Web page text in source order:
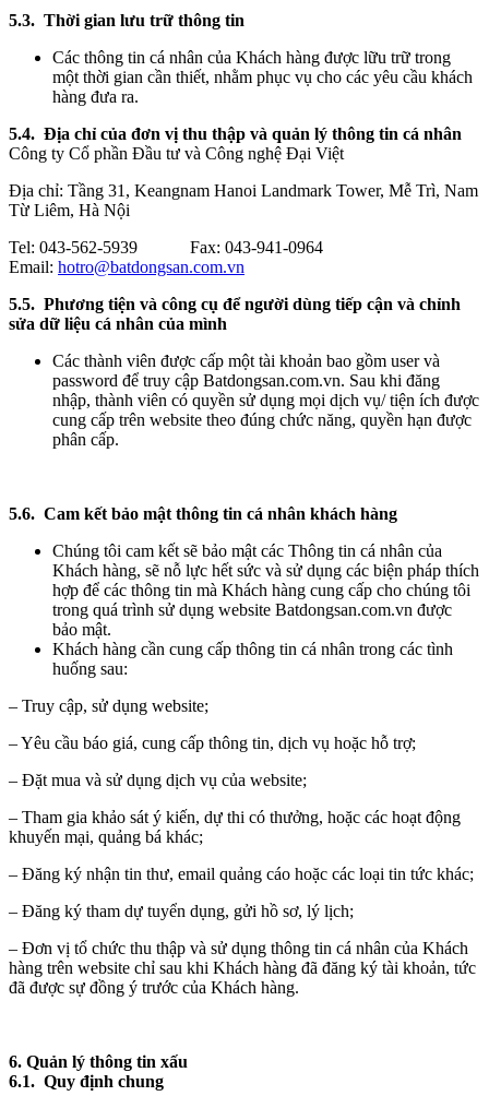
5.3. Thời gian lưu trữ thông tin
Các thông tin cá nhân của Khách hàng được lữu trữ trong
một thời gian cần thiết, nhằm phục vụ cho các yêu cầu khách
hàng đưa ra.
5.4. Địa chỉ của đơn vị thu thập và quản lý thông tin cá nhân
Công ty Cổ phần Đầu tư và Công nghệ Đại Việt
Địa chỉ: Tầng 31, Keangnam Hanoi Landmark Tower, Mễ Trì, Nam
Từ Liêm, Hà Nội
Tel: 043-562-5939 Fax: 043-941-0964
Email: hotro@batdongsan.com.vn
5.5. Phương tiện và công cụ để người dùng tiếp cận và chỉnh
sửa dữ liệu cá nhân của mình
Các thành viên được cấp một tài khoản bao gồm user và
password để truy cập Batdongsan.com.vn. Sau khi đăng
nhập, thành viên có quyền sử dụng mọi dịch vụ/ tiện ích được
cung cấp trên website theo đúng chức năng, quyền hạn được
phân cấp.
5.6. Cam kết bảo mật thông tin cá nhân khách hàng
Chúng tôi cam kết sẽ bảo mật các Thông tin cá nhân của
Khách hàng, sẽ nỗ lực hết sức và sử dụng các biện pháp thích
hợp để các thông tin mà Khách hàng cung cấp cho chúng tôi
trong quá trình sử dụng website Batdongsan.com.vn được
bảo mật.
Khách hàng cần cung cấp thông tin cá nhân trong các tình
huống sau:
– Truy cập, sử dụng website;
– Yêu cầu báo giá, cung cấp thông tin, dịch vụ hoặc hỗ trợ;
– Đặt mua và sử dụng dịch vụ của website;
– Tham gia khảo sát ý kiến, dự thi có thưởng, hoặc các hoạt động
khuyến mại, quảng bá khác;
– Đăng ký nhận tin thư, email quảng cáo hoặc các loại tin tức khác;
– Đăng ký tham dự tuyển dụng, gửi hồ sơ, lý lịch;
– Đơn vị tổ chức thu thập và sử dụng thông tin cá nhân của Khách
hàng trên website chỉ sau khi Khách hàng đã đăng ký tài khoản, tức
đã được sự đồng ý trước của Khách hàng.
6. Quản lý thông tin xấu
6.1. Quy định chung